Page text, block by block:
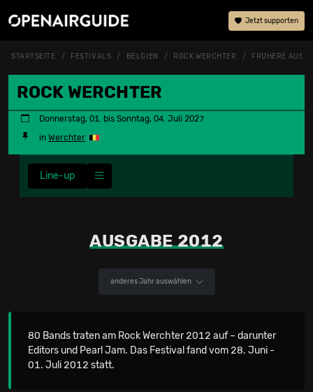
Jetzt supporten
STARTSEITE FESTIVALS BELGIEN ROCK WERCHTER FRÜHERE
ROCK WERCHTER
Donnerstag, 01. bis Sonntag, 04. Juli 2027
in Werchter
Line-up
AUSGABE 2012
anderes Jahr auswählen
80 Bands traten am Rock Werchter 2012 auf – darunter
Editors und Pearl Jam. Das Festival fand vom 28. Juni -
01. Juli 2012 statt.